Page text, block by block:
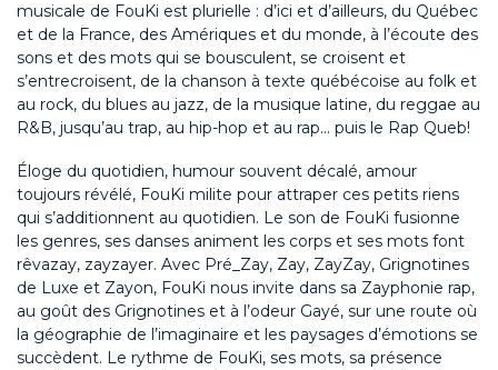
musicale de FouKi est plurielle : d’ici et d’ailleurs, du Québec
et de la France, des Amériques et du monde, à l’écoute des
sons et des mots qui se bousculent, se croisent et
s’entrecroisent, de la chanson à texte québécoise au folk et
au rock, du blues au jazz, de la musique latine, du reggae au
R&B, jusqu’au trap, au hip-hop et au rap... puis le Rap Queb!
Éloge du quotidien, humour souvent décalé, amour
toujours révélé, FouKi milite pour attraper ces petits riens
qui s’additionnent au quotidien. Le son de FouKi fusionne
les genres, ses danses animent les corps et ses mots font
rêvazay, zayzayer. Avec Pré_Zay, Zay, ZayZay, Grignotines
de Luxe et Zayon, FouKi nous invite dans sa Zayphonie rap,
au goût des Grignotines et à l’odeur Gayé, sur une route où
la géographie de l’imaginaire et les paysages d’émotions se
succèdent. Le rythme de FouKi, ses mots, sa présence